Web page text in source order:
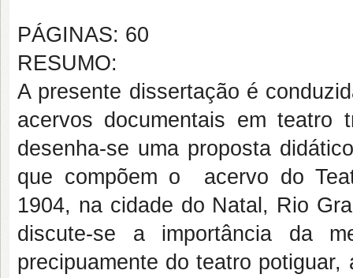
PÁGINAS: 60
RESUMO:
A presente dissertação é
acervos documentais em teatro
desenha-se uma proposta
que compõem o acervo do
1904, na cidade do Natal, Rio
discute-se a importância da
precipuamente do teatro